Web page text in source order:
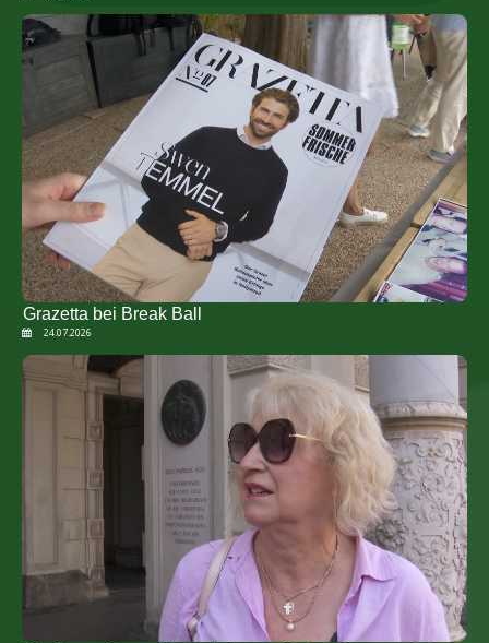
Grazetta bei Break Ball
24.07.2026